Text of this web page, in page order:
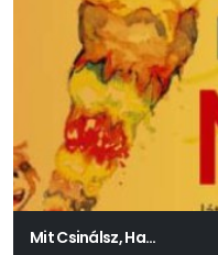
Mit Csinálsz, Ha…